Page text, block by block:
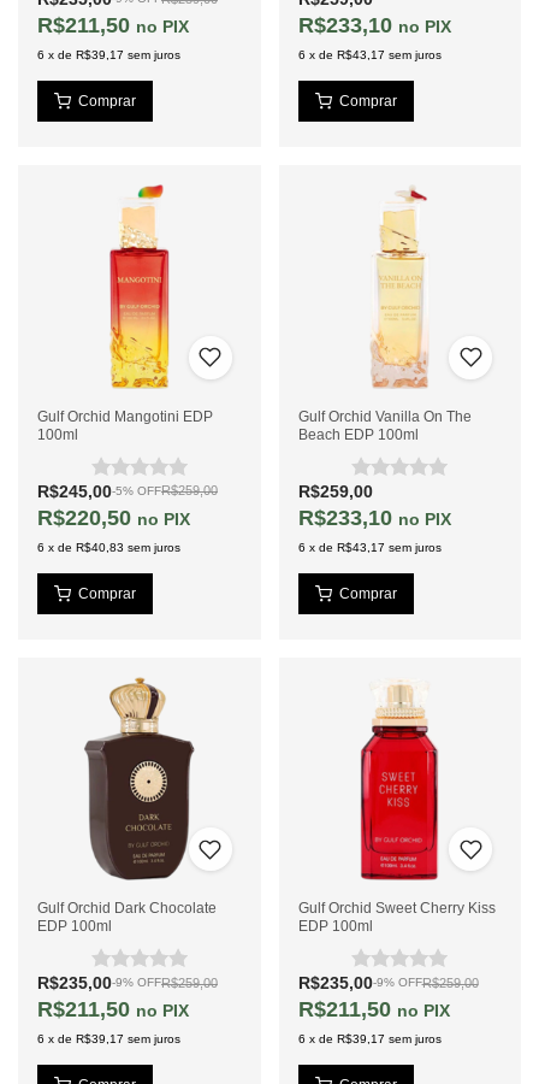
R$211,50 PIX
6 x de R$39,17 sem juros
R$233,10 PIX
6 x de R$43,17 sem juros
Gulf Orchid Mangotini EDP
100ml
R$245,00-5% OFFR$259,00
R$220,50 PIX
6 x de R$40,83 sem juros
Gulf Orchid Vanilla On The
Beach EDP 100ml
R$259,00
R$233,10 PIX
6 x de R$43,17 sem juros
Gulf Orchid Dark Chocolate
EDP 100ml
R$235,00-9% OFFR$259,00
R$211,50 PIX
6 x de R$39,17 sem juros
Gulf Orchid Sweet Cherry Kiss
EDP 100ml
R$235,00-9% OFFR$259,00
R$211,50 PIX
6 x de R$39,17 sem juros